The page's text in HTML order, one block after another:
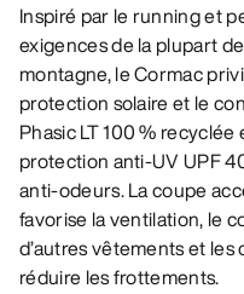
Inspiré par le running et
exigences de la plupart
montagne, le Cormac
protection solaire et le
Phasic LT 100 %
protection anti-UV UPF
anti-odeurs. La coupe
favorise la ventilation, le
d’autres vêtements et
réduire les frottements.